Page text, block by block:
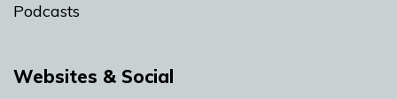
Podcasts
Websites & Social